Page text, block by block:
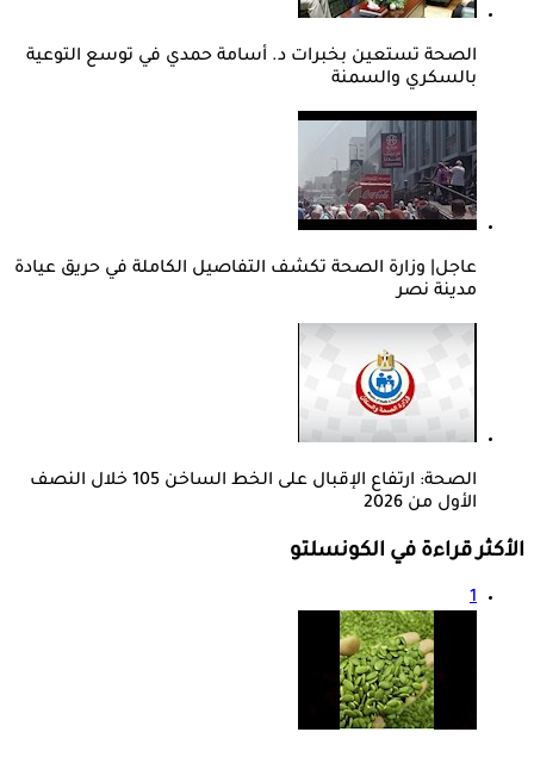
الصحة تستعين بخبرات د. أسامة حمدي في توسع التوعية
بالسكري والسمنة
عاجل| وزارة الصحة تكشف التفاصيل الكاملة في حريق عيادة
مدينة نصر
الصحة: ارتفاع الإقبال على الخط الساخن 105 خلال النصف
الأول من 2026
الأكثر قراءة في الكونسلتو
1